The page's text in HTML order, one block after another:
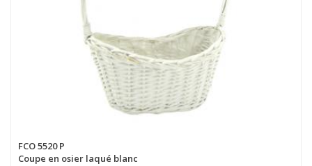
FCO 5520 P
Coupe en osier laqué blanc